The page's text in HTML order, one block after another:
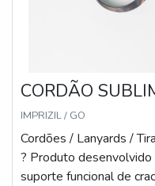
Produção Padrão: 5 dias úteis Pode
CORDÃO
IMPRIZIL / GO
Cordões / Lanyards /
? Produto desenvolvido
suporte funcional de